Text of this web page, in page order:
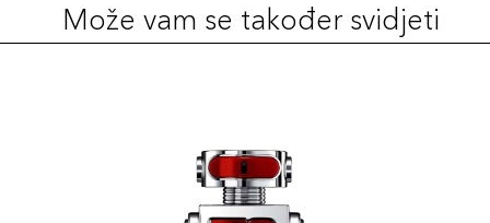
Može vam se također svidjeti